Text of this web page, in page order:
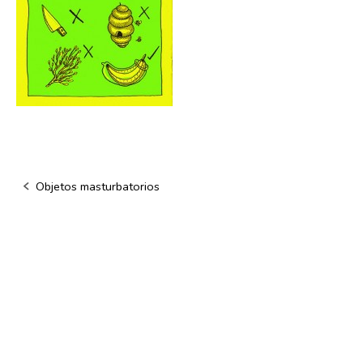
Navegación
Objetos masturbatorios